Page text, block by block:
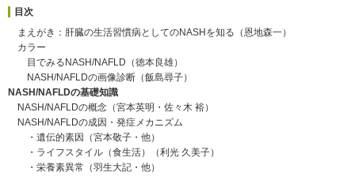
目次
まえがき：肝臓の生活習慣病としてのNASHを知る（恩地森一）
カラー
目でみるNASH/NAFLD（徳本良雄）
NASH/NAFLDの画像診断（飯島尋子）
NASH/NAFLDの基礎知識
NASH/NAFLDの概念（宮本英明・佐々木 裕）
NASH/NAFLDの成因・発症メカニズム
・遺伝的素因（宮本敬子・他）
・ライフスタイル（食生活）（利光 久美子）
・栄養素異常（羽生大記・他）